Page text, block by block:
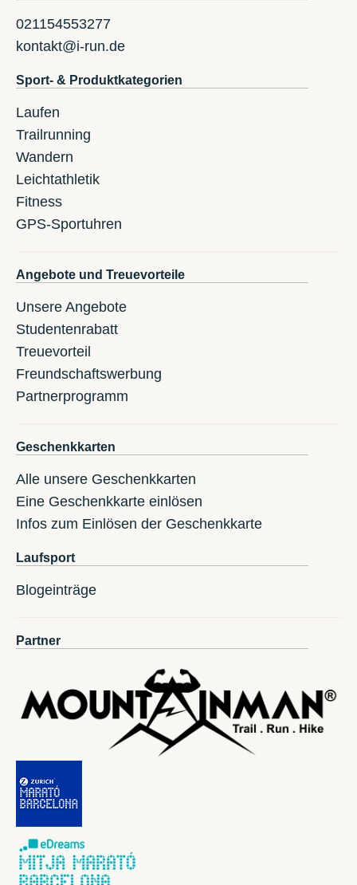
021154553277
kontakt@i-run.de
Sport- & Produktkategorien
Laufen
Trailrunning
Wandern
Leichtathletik
Fitness
GPS-Sportuhren
Angebote und Treuevorteile
Unsere Angebote
Studentenrabatt
Treuevorteil
Freundschaftswerbung
Partnerprogramm
Geschenkkarten
Alle unsere Geschenkkarten
Eine Geschenkkarte einlösen
Infos zum Einlösen der Geschenkkarte
Laufsport
Blogeinträge
Partner